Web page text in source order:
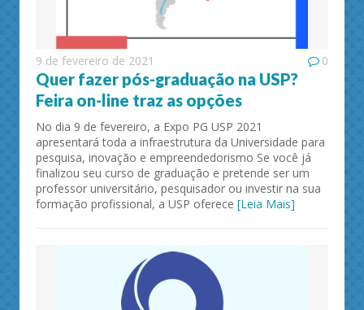
9 de fevereiro de 2021 0
Quer fazer pós-graduação na USP?
Feira on-line traz as opções
No dia 9 de fevereiro, a Expo PG USP 2021
apresentará toda a infraestrutura da Universidade para
pesquisa, inovação e empreendedorismo Se você já
finalizou seu curso de graduação e pretende ser um
professor universitário, pesquisador ou investir na sua
formação profissional, a USP oferece [Leia Mais]